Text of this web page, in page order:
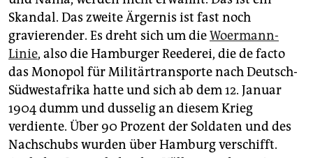
Skandal. Das zweite Ärgernis ist fast noch
gravierender. Es dreht sich um dieWoermann-
Linie, also die Hamburger Reederei, die de facto
das Monopol für Militärtransporte nach Deutsch-
Südwestafrika hatte und sich ab dem 12. Januar
1904 dumm und dusselig an diesem Krieg
verdiente. Über 90 Prozent der Soldaten und des
Nachschubs wurden über Hamburg verschifft.